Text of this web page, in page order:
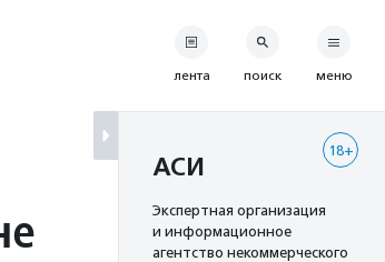
лента поиск меню
18+
АСИ
Экспертная организация
и информационное
агентство некоммерческого